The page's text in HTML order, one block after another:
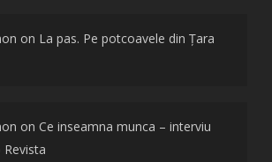
on La pas. Pe potcoavele din Țara
on Ce inseamna munca – interviu